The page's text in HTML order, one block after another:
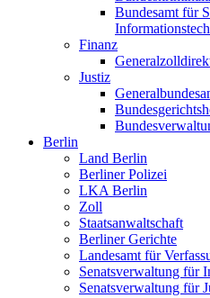
Bundesamt für
Finanz
Justiz
Berlin
Land Berlin
Berliner Polizei
LKA Berlin
Zoll
Staatsanwaltschaft
Berliner Gerichte
Landesamt für
Senatsverwaltung für
Senatsverwaltung für